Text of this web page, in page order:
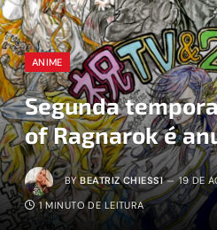
ANIME
Segunda
of Ragnarok é
BY BEATRIZ CHIESSI 19 DE
1 MINUTO DE LEITURA